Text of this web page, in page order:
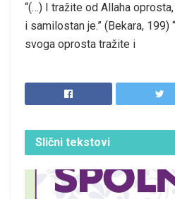
“(…) I tražite od Allaha
i samilostan je.” (Bekara, 199)
svoga oprosta tražite i
Slični tekstovi